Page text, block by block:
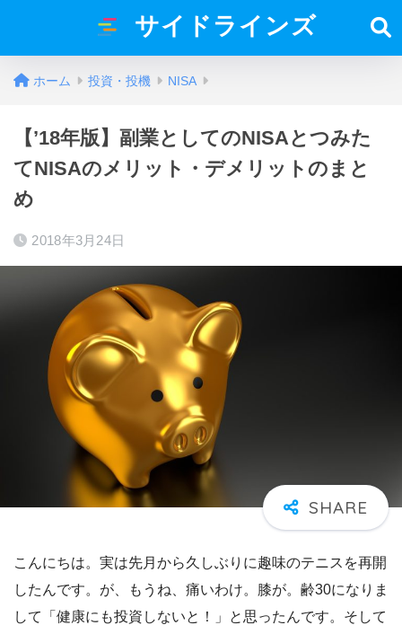
サイドラインズ
ホーム 投資・投機 NISA
【’18年版】副業としてのNISAとつみた
てNISAのメリット・デメリットのまと
め
2018年3月24日
こんにちは。実は先月から久しぶりに趣味のテニスを再開
したんです。が、もうね、痛いわけ。膝が。齢30になりま
して「健康にも投資しないと！」と思ったんです。そして